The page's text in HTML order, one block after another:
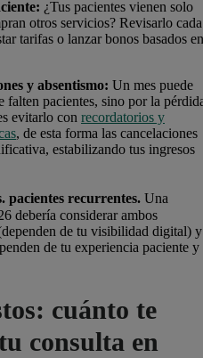
¿Tus pacientes vienen solo
otros servicios? Revisarlo cada
tarifas o lanzar bonos basados en
y absentismo: Un mes puede
falten pacientes, sino por la
evitarlo con recordatorios y
, de esta forma las cancelaciones
estabilizando tus ingresos
pacientes recurrentes. Una
debería considerar ambos
de tu visibilidad digital) y
de tu experiencia paciente y
cuánto te
consulta en